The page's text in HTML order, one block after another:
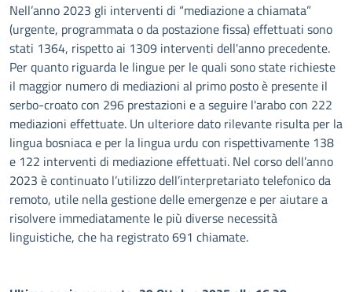
Nell’anno 2023 gli interventi di “mediazione a chiamata”
(urgente, programmata o da postazione fissa) effettuati sono
stati 1364, rispetto ai 1309 interventi dell'anno precedente.
Per quanto riguarda le lingue per le quali sono state richieste
il maggior numero di mediazioni al primo posto è presente il
serbo-croato con 296 prestazioni e a seguire l'arabo con 222
mediazioni effettuate. Un ulteriore dato rilevante risulta per la
lingua bosniaca e per la lingua urdu con rispettivamente 138
e 122 interventi di mediazione effettuati. Nel corso dell’anno
2023 è continuato l’utilizzo dell’interpretariato telefonico da
remoto, utile nella gestione delle emergenze e per aiutare a
risolvere immediatamente le più diverse necessità
linguistiche, che ha registrato 691 chiamate.